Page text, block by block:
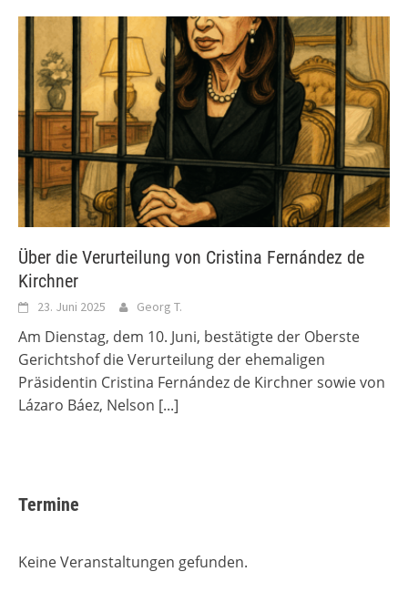
Über die Verurteilung von Cristina Fernández de
Kirchner
23. Juni 2025 Georg T.
Am Dienstag, dem 10. Juni, bestätigte der Oberste
Gerichtshof die Verurteilung der ehemaligen
Präsidentin Cristina Fernández de Kirchner sowie von
Lázaro Báez, Nelson [...]
Termine
Keine Veranstaltungen gefunden.